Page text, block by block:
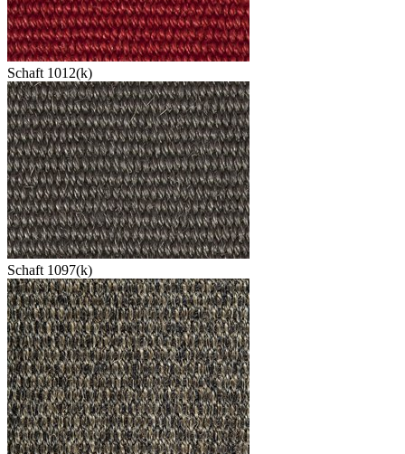
Schaft 1012(k)
Schaft 1097(k)